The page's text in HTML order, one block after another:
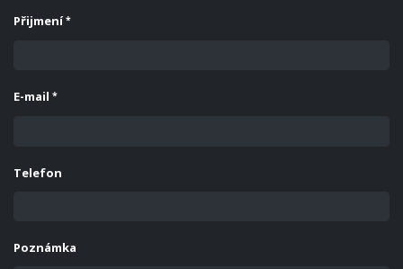
Přijmení
E-mail
Telefon
Poznámka